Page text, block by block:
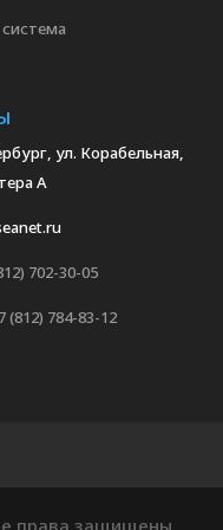
ул. Корабельная,
А
702-30-05
(812) 784-83-12
права защищены.